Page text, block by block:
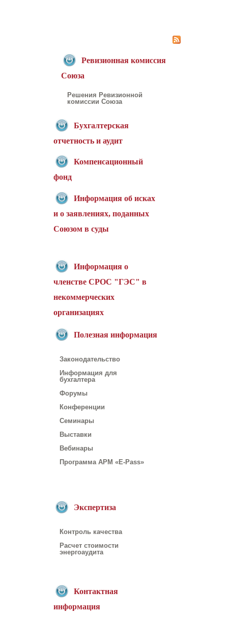
Ревизионная комиссия
Союза
Решения Ревизионной
комиссии Союза
Бухгалтерская
отчетность и аудит
Компенсационный
фонд
Информация об исках
и о заявлениях, поданных
Союзом в суды
Информация о
членстве СРОС "ГЭС" в
некоммерческих
организациях
Полезная информация
Законодательство
Информация для
бухгалтера
Форумы
Конференции
Семинары
Выставки
Вебинары
Программа АРМ «E-Pass»
Экспертиза
Контроль качества
Расчет стоимости
энергоаудита
Контактная
информация